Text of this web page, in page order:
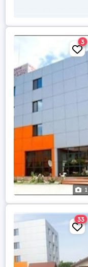
1
3
33